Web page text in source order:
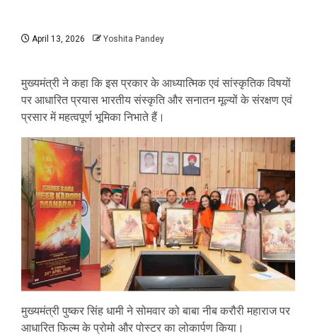
April 13, 2026 Yoshita Pandey
मुख्यमंत्री ने कहा कि इस प्रकार के आध्यात्मिक एवं सांस्कृतिक विषयों
पर आधारित प्रयास भारतीय संस्कृति और सनातन मूल्यों के संरक्षण एवं
प्रसार में महत्वपूर्ण भूमिका निभाते हैं।
मुख्यमंत्री पुष्कर सिंह धामी ने सोमवार को बाबा नीब करौरी महाराज पर
आधारित फिल्म के प्रोमो और पोस्टर का लोकार्पण किया।